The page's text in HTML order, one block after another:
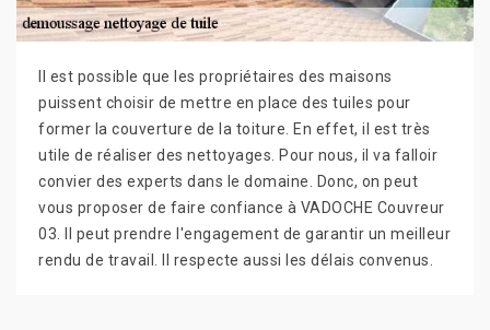
Il est possible que les propriétaires des maisons
puissent choisir de mettre en place des tuiles pour
former la couverture de la toiture. En effet, il est très
utile de réaliser des nettoyages. Pour nous, il va falloir
convier des experts dans le domaine. Donc, on peut
vous proposer de faire confiance à VADOCHE Couvreur
03. Il peut prendre l'engagement de garantir un meilleur
rendu de travail. Il respecte aussi les délais convenus.